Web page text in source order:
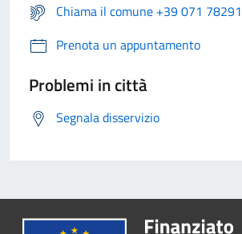
Chiama il comune +39 071 78291
Prenota un appuntamento
Problemi in città
Segnala disservizio